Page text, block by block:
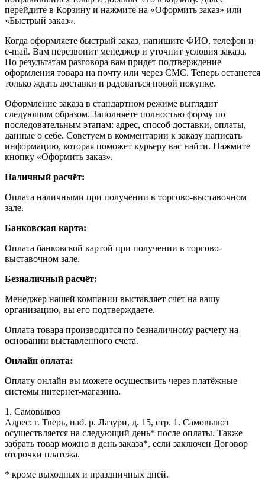
перейдите в Корзину и нажмите на «Оформить заказ» или
«Быстрый заказ».
Когда оформляете быстрый заказ, напишите ФИО, телефон и
e-mail. Вам перезвонит менеджер и уточнит условия заказа.
По результатам разговора вам придет подтверждение
оформления товара на почту или через СМС. Теперь останется
только ждать доставки и радоваться новой покупке.
Оформление заказа в стандартном режиме выглядит
следующим образом. Заполняете полностью форму по
последовательным этапам: адрес, способ доставки, оплаты,
данные о себе. Советуем в комментарии к заказу написать
информацию, которая поможет курьеру вас найти. Нажмите
кнопку «Оформить заказ».
Наличный расчёт:
Оплата наличными при получении в торгово-выставочном
зале.
Банковская карта:
Оплата банковской картой при получении в торгово-
выставочном зале.
Безналичный расчёт:
Менеджер нашей компании выставляет счет на вашу
организацию, вы его подтверждаете.
Оплата товара производится по безналичному расчету на
основании выставленного счета.
Онлайн оплата:
Оплату онлайн вы можете осуществить через платёжные
системы интернет-магазина.
1. Самовывоз
Адрес: г. Тверь, наб. р. Лазури, д. 15, стр. 1. Самовывоз
осуществляется на следующий день* после оплаты. Также
забрать товар можно в день заказа*, если заключен Договор
отсрочки платежа.
* кроме выходных и праздничных дней.